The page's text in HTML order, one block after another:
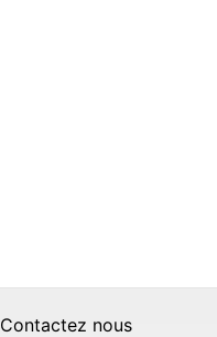
Contactez nous